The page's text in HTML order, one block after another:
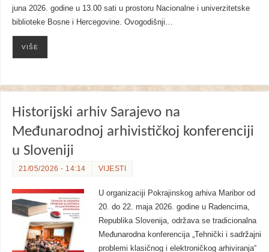
juna 2026. godine u 13.00 sati u prostoru Nacionalne i univerzitetske
biblioteke Bosne i Hercegovine. Ovogodišnji…
VIŠE
Historijski arhiv Sarajevo na
Međunarodnoj arhivističkoj konferenciji
u Sloveniji
21/05/2026 - 14:14 VIJESTI
U organizaciji Pokrajinskog arhiva Maribor od
20. do 22. maja 2026. godine u Radencima,
Republika Slovenija, održava se tradicionalna
Međunarodna konferencija „Tehnički i sadržajni
problemi klasičnog i elektroničkog arhiviranja“